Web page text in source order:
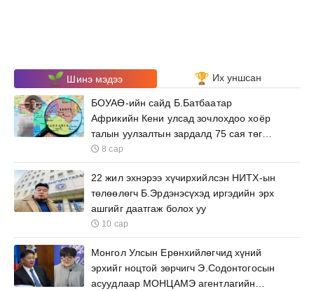
Шинэ мэдээ Их уншсан
БОУАӨ-ийн сайд Б.Батбаатар
Африкийн Кени улсад зочлохдоо хоёр
талын уулзалтын зардалд 75 сая төгрөг
зарцуулна
8 сар
22 жил эхнэрээ хүчирхийлсэн НИТХ-ын
төлөөлөгч Б.Эрдэнэсүхэд иргэдийн эрх
ашгийг даатгаж болох уу
10 сар
Монгол Улсын Ерөнхийлөгчид хүний
эрхийг ноцтой зөрчигч Э.Содонтогосын
асуудлаар МОНЦАМЭ агентлагийн